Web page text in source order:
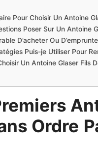
Pour Choisir Un Antoine
Poser Sur Un Antoine
D’acheter Ou
Puis-je Utiliser Pour
Un Antoine Glaser Fils
Ordre